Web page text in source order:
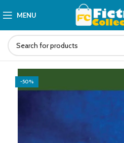
MENU
-50%